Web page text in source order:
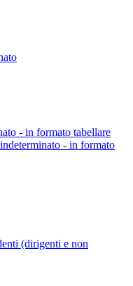
- in formato tabellare
- in formato
(dirigenti e non